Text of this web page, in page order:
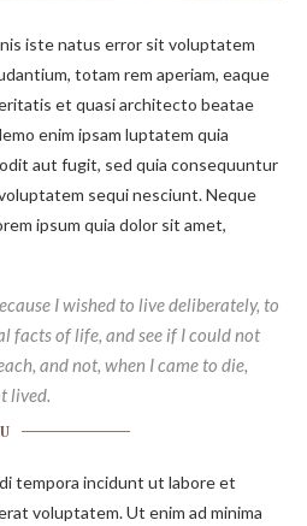
iste natus error sit voluptatem
totam rem aperiam, eaque
et quasi architecto beatae
enim ipsam luptatem quia
aut fugit, sed quia consequuntur
sequi nesciunt. Neque
ipsum quia dolor sit amet,
I wished to live deliberately, to
facts of life, and see if I could not
and not, when I came to die,
lived.
tempora incidunt ut labore et
voluptatem. Ut enim ad minima